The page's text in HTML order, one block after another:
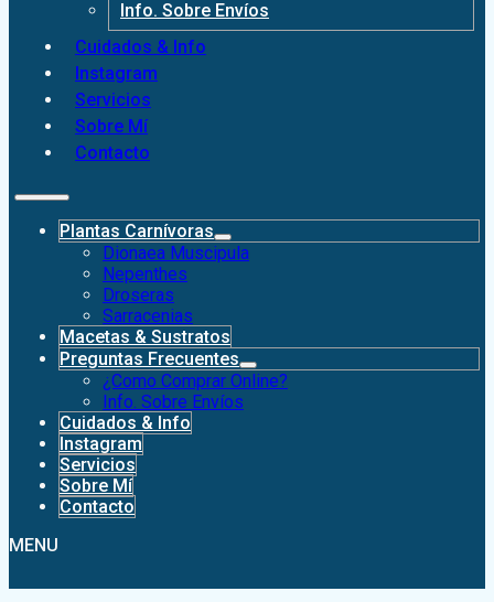
Info. Sobre Envíos
Cuidados & Info
Instagram
Servicios
Sobre Mí
Contacto
Plantas Carnívoras
Dionaea Muscipula
Nepenthes
Droseras
Sarracenias
Macetas & Sustratos
Preguntas Frecuentes
¿Como Comprar Online?
Info. Sobre Envíos
Cuidados & Info
Instagram
Servicios
Sobre Mí
Contacto
MENU